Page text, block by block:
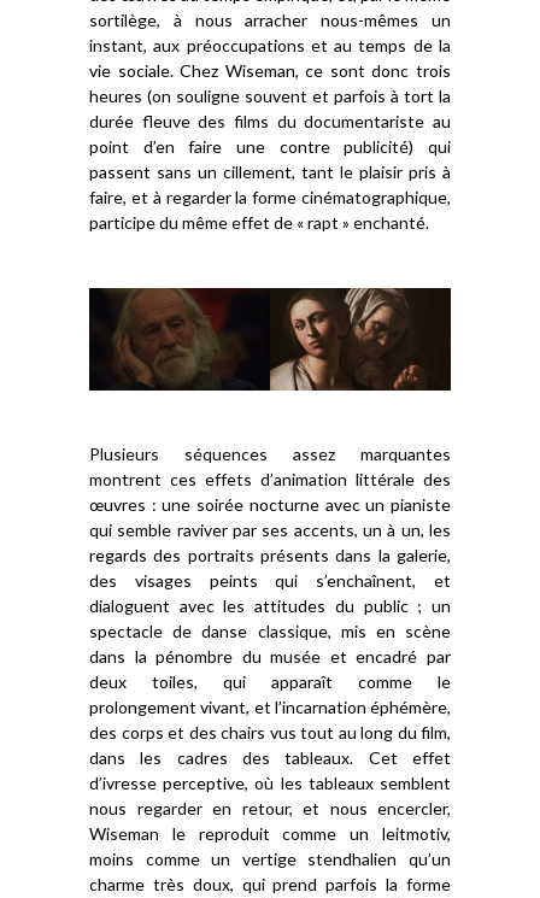
sortilège, à nous arracher nous-mêmes un
instant, aux préoccupations et au temps de la
vie sociale. Chez Wiseman, ce sont donc trois
heures (on souligne souvent et parfois à tort la
durée fleuve des films du documentariste au
point d’en faire une contre publicité) qui
passent sans un cillement, tant le plaisir pris à
faire, et à regarder la forme cinématographique,
participe du même effet de « rapt » enchanté.
Plusieurs séquences assez marquantes
montrent ces effets d’animation littérale des
œuvres : une soirée nocturne avec un pianiste
qui semble raviver par ses accents, un à un, les
regards des portraits présents dans la galerie,
des visages peints qui s’enchaînent, et
dialoguent avec les attitudes du public ; un
spectacle de danse classique, mis en scène
dans la pénombre du musée et encadré par
deux toiles, qui apparaît comme le
prolongement vivant, et l’incarnation éphémère,
des corps et des chairs vus tout au long du film,
dans les cadres des tableaux. Cet effet
d’ivresse perceptive, où les tableaux semblent
nous regarder en retour, et nous encercler,
Wiseman le reproduit comme un leitmotiv,
moins comme un vertige stendhalien qu’un
charme très doux, qui prend parfois la forme